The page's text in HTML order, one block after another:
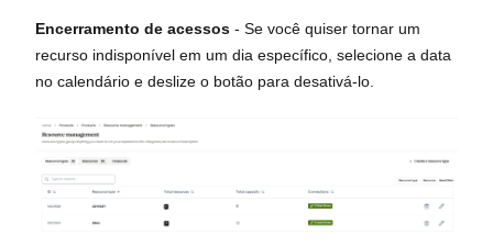
Encerramento de acessos - Se você quiser tornar um
recurso indisponível em um dia específico, selecione a data
no calendário e deslize o botão para desativá-lo.